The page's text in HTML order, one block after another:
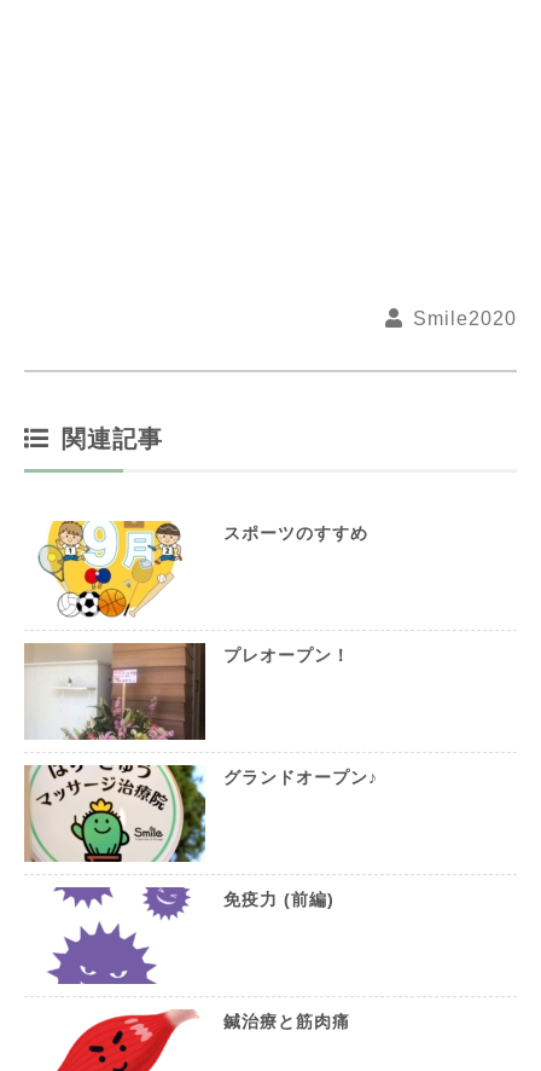
Smile2020
関連記事
スポーツのすすめ
プレオープン！
グランドオープン♪
免疫力 (前編)
鍼治療と筋肉痛